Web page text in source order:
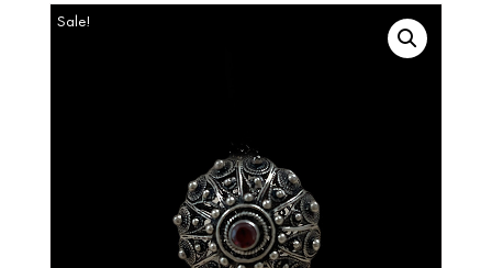
Sale!